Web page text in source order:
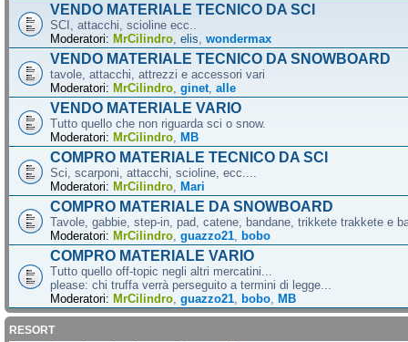
VENDO MATERIALE TECNICO DA SCI
SCI, attacchi, scioline ecc..
Moderatori: MrCilindro elis wondermax
VENDO MATERIALE TECNICO DA SNOWBOARD
tavole, attacchi, attrezzi e accessori vari
Moderatori: MrCilindro ginet alle
VENDO MATERIALE VARIO
Tutto quello che non riguarda sci o snow.
Moderatori: MrCilindro MB
COMPRO MATERIALE TECNICO DA SCI
Sci, scarponi, attacchi, scioline, ecc....
Moderatori: MrCilindro Mari
COMPRO MATERIALE DA SNOWBOARD
Tavole, gabbie, step-in, pad, catene, bandane, trikkete trakkete e
Moderatori: MrCilindro guazzo21 bobo
COMPRO MATERIALE VARIO
Tutto quello off-topic negli altri mercatini...
please: chi truffa verrà perseguito a termini di legge...
Moderatori: MrCilindro guazzo21 bobo MB
RESORT